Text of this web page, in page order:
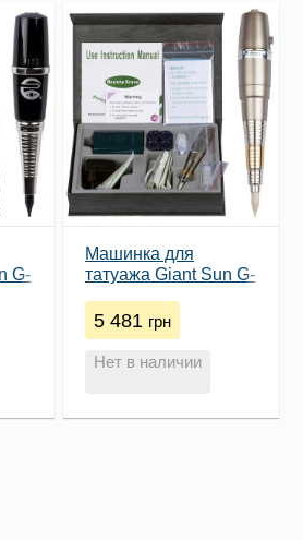
G-
Машинка для
татуажа Giant Sun G-
5 481 грн
Нет в наличии